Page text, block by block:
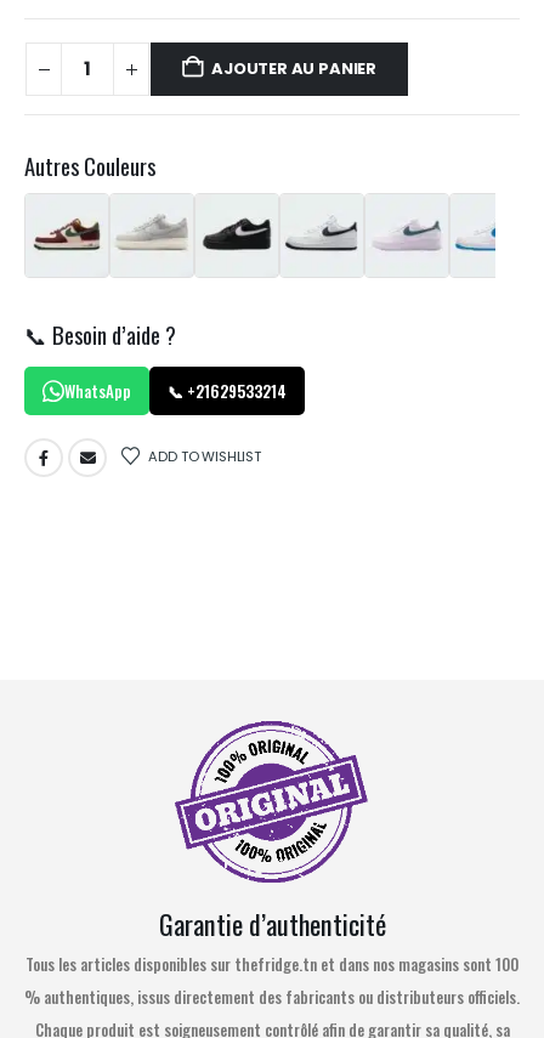
AJOUTER AU PANIER
Autres Couleurs
📞 Besoin d’aide ?
WhatsApp 📞 +21629533214
ADD TO WISHLIST
Garantie d’authenticité
Tous les articles disponibles sur thefridge.tn et dans nos magasins sont 100
% authentiques, issus directement des fabricants ou distributeurs officiels.
Chaque produit est soigneusement contrôlé afin de garantir sa qualité, sa